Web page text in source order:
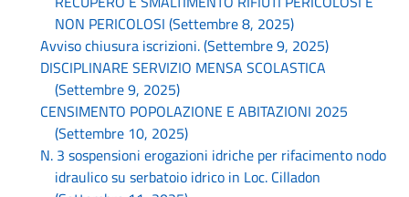
NON PERICOLOSI (Settembre 8, 2025)
Avviso chiusura iscrizioni. (Settembre 9, 2025)
DISCIPLINARE SERVIZIO MENSA SCOLASTICA
(Settembre 9, 2025)
CENSIMENTO POPOLAZIONE E ABITAZIONI 2025
(Settembre 10, 2025)
N. 3 sospensioni erogazioni idriche per rifacimento nodo
idraulico su serbatoio idrico in Loc. Cilladon